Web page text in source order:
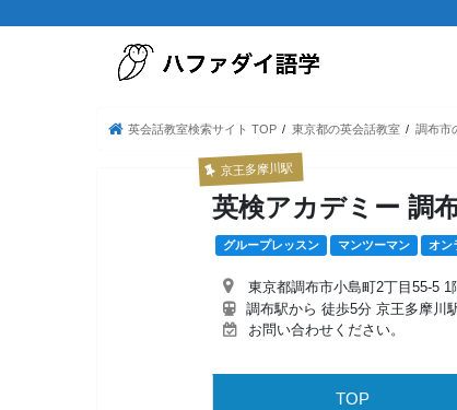
英会話教室検索サイト TOP 東京都の英会話教室 調布市
京王多摩川駅
英検アカデミー 調
グループレッスン マンツーマン オン
東京都調布市小島町2丁目55-5 1
調布駅から 徒歩5分 京王多摩川
お問い合わせください。
TOP